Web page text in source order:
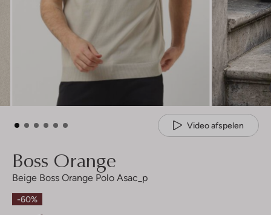
Video afspelen
Boss Orange
Beige Boss Orange Polo Asac_p
-60%